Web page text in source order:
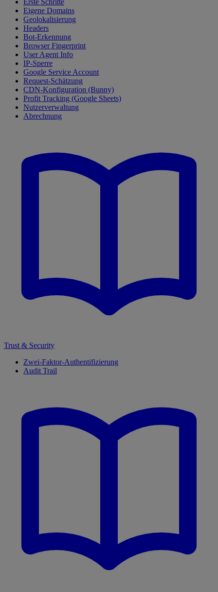
Erste Schritte
Eigene Domains
Geolokalisierung
Headers
Bot-Erkennung
Browser Fingerprint
User Agent Info
IP-Sperre
Google Service Account
Request-Schätzung
CDN-Konfiguration (Bunny)
Profit Tracking (Google Sheets)
Nutzerverwaltung
Abrechnung
Trust & Security
Zwei-Faktor-Authentifizierung
Audit Trail